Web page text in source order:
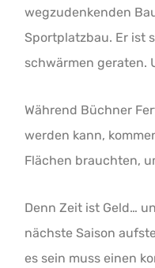
wegzudenkenden
Sportplatzbau. Er ist
schwärmen geraten.
Während Büchner
werden kann,
Flächen brauchten,
Denn Zeit ist Geld…
nächste Saison
es sein muss einen